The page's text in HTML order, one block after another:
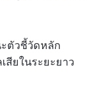
ตัวชี้วัดหลัก
สียในระยะยาว